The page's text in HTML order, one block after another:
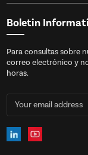
Boletin
Para consultas sobre
correo electrónico y
horas.